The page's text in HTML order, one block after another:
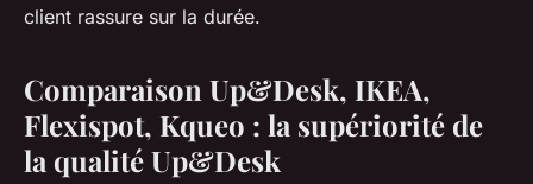
client rassure sur la durée.
Comparaison Up&Desk, IKEA,
Flexispot, Kqueo : la supériorité de
la qualité Up&Desk